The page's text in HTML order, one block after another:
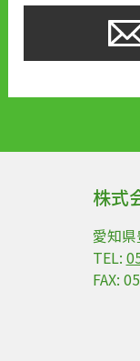
株式
愛知
TEL:
FAX: